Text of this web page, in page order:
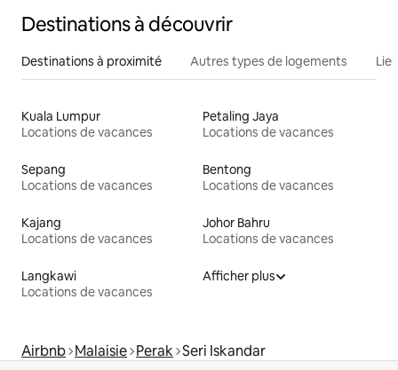
Destinations à découvrir
Destinations à proximité Autres types de logements
Kuala Lumpur
Locations de vacances
Petaling Jaya
Locations de vacances
Sepang
Locations de vacances
Bentong
Locations de vacances
Kajang
Locations de vacances
Johor Bahru
Locations de vacances
Langkawi
Locations de vacances
Afficher plus
Airbnb Malaisie Perak Seri Iskandar